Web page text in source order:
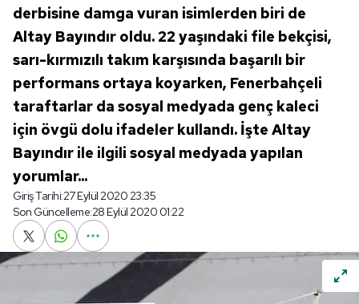
derbisine damga vuran isimlerden biri de
Altay Bayındır oldu. 22 yaşındaki file bekçisi,
sarı-kırmızılı takım karşısında başarılı bir
performans ortaya koyarken, Fenerbahçeli
taraftarlar da sosyal medyada genç kaleci
için övgü dolu ifadeler kullandı. İşte Altay
Bayındır ile ilgili sosyal medyada yapılan
yorumlar...
Giriş Tarihi:27 Eylül 2020 23:35
Son Güncelleme:28 Eylül 2020 01:22